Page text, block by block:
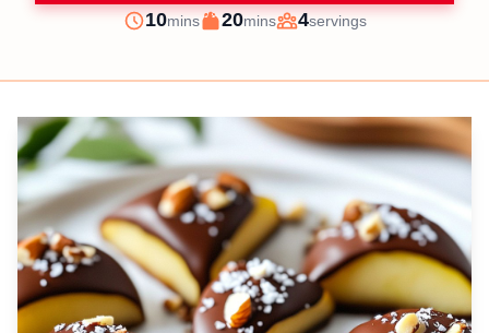
Prep
10minutes
mins
Cook
20minutes
mins
Servings
4servings